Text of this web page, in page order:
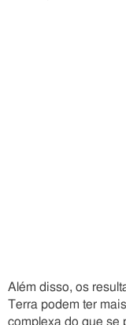
Além disso, os
Terra podem ter
complexa do que se